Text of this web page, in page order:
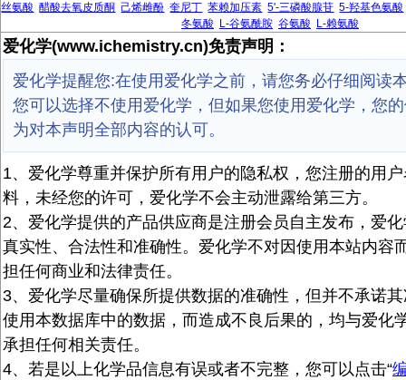
丝氨酸 醋酸去氧皮质酮 己烯雌酚 奎尼丁 苯赖加压素 5'-三磷酸腺苷 5-羟基色氨酸
冬氨酸
L-谷氨酰胺 谷氨酸 L-赖氨酸
爱化学(www.ichemistry.cn)免责声明：
爱化学提醒您:在使用爱化学之前，请您务必仔细阅读
您可以选择不使用爱化学，但如果您使用爱化学，您
为对本声明全部内容的认可。
1、爱化学尊重并保护所有用户的隐私权，您注册的用
料，未经您的许可，爱化学不会主动泄露给第三方。
2、爱化学提供的产品供应商是注册会员自主发布，爱
真实性、合法性和准确性。爱化学不对因使用本站内容
担任何商业和法律责任。
3、爱化学尽量确保所提供数据的准确性，但并不承诺
使用本数据库中的数据，而造成不良后果的，均与爱化
承担任何相关责任。
4、若是以上化学品信息有误或者不完整，您可以点击“